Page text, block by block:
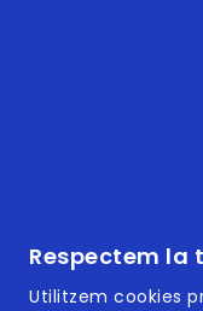
Respectem
Utilitzem cookies
Footer | Menú